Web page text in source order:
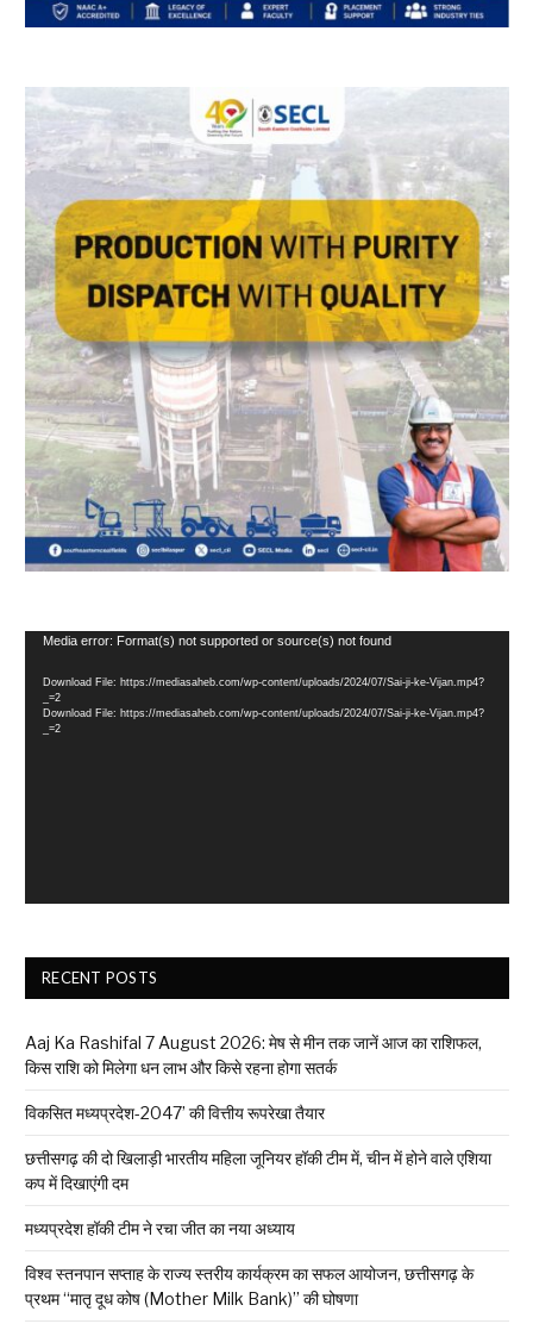
Video
Media error: Format(s) not supported or source(s) not found
Download File: https://mediasaheb.com/wp-content/uploads/2024/07/Sai-ji-ke-Vijan.mp4?
_=2
Download File: https://mediasaheb.com/wp-content/uploads/2024/07/Sai-ji-ke-Vijan.mp4?
_=2
RECENT POSTS
Aaj Ka Rashifal 7 August 2026: मेष से मीन तक जानें आज का राशिफल,
किस राशि को मिलेगा धन लाभ और किसे रहना होगा सतर्क
विकसित मध्यप्रदेश-2047’ की वित्तीय रूपरेखा तैयार
छत्तीसगढ़ की दो खिलाड़ी भारतीय महिला जूनियर हॉकी टीम में, चीन में होने वाले एशिया
कप में दिखाएंगी दम
मध्यप्रदेश हॉकी टीम ने रचा जीत का नया अध्याय
विश्व स्तनपान सप्ताह के राज्य स्तरीय कार्यक्रम का सफल आयोजन, छत्तीसगढ़ के
प्रथम “मातृ दूध कोष (Mother Milk Bank)” की घोषणा